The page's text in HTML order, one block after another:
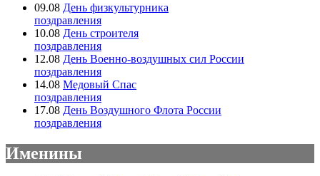
09.08 День физкультурника
поздравления
10.08 День строителя
поздравления
12.08 День Военно-воздушных сил России
поздравления
14.08 Медовый Спас
поздравления
17.08 День Воздушного Флота России
поздравления
Именины